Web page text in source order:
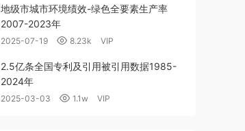
地级市城市环境绩效-绿色全要素生产率
2007-2023年
2025-07-19 8.23k VIP
2.5亿条全国专利及引用被引用数据1985-
2024年
2025-03-03 1.1w VIP